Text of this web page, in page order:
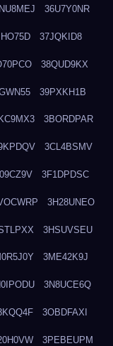
36U7Y0NR
37JQKID8
38QUD9KX
39PXKH1B
3BORDPAR
3CL4BSMV
3F1DPDSC
3H28UNEO
3HSUVSEU
3ME42K9J
3N8UCE6Q
3OBDFAXI
3PEBEUPM